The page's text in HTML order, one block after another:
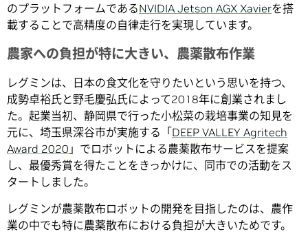
のプラットフォームであるNVIDIA Jetson AGX Xavierを搭
載することで高精度の自律走行を実現しています。
農家への負担が特に大きい、農薬散布作業
レグミンは、日本の食文化を守りたいという思いを持つ、
成勢卓裕氏と野毛慶弘氏によって2018年に創業されまし
た。起業当初、静岡県で行った小松菜の栽培事業の知見を
元に、埼玉県深谷市が実施する「DEEP VALLEY Agritech
Award 2020 」でロボットによる農薬散布サービスを提案
し、最優秀賞を得たことをきっかけに、同市での活動をス
タートしました。
レグミンが農薬散布ロボットの開発を目指したのは、農作
業の中でも特に農薬散布における負担が大きいためです。